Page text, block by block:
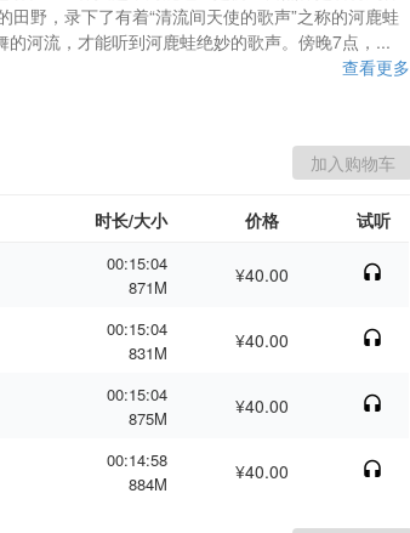
野，录下了有着“清流间天使的歌声”之称的河鹿蛙
河流，才能听到河鹿蛙绝妙的歌声。傍晚7点，...
查看更多
时长/大小 价格 试听
00:15:04
871M
¥40.00
00:15:04
831M
¥40.00
00:15:04
875M
¥40.00
00:14:58
884M
¥40.00